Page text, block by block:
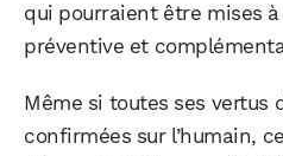
qui pourraient être mises
préventive et
Même si toutes ses vertus
confirmées sur l’humain,